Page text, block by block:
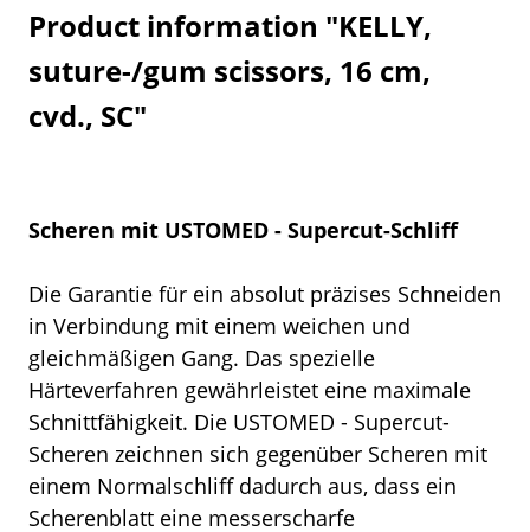
Product information "KELLY,
suture-/gum scissors, 16 cm,
cvd., SC"
Scheren mit USTOMED - Supercut-Schliff
Die Garantie für ein absolut präzises Schneiden
in Verbindung mit einem weichen und
gleichmäßigen Gang. Das spezielle
Härteverfahren gewährleistet eine maximale
Schnittfähigkeit. Die USTOMED - Supercut-
Scheren zeichnen sich gegenüber Scheren mit
einem Normalschliff dadurch aus, dass ein
Scherenblatt eine messerscharfe